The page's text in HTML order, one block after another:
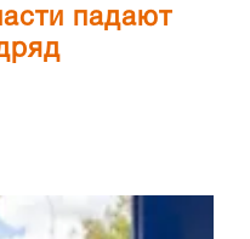
падают